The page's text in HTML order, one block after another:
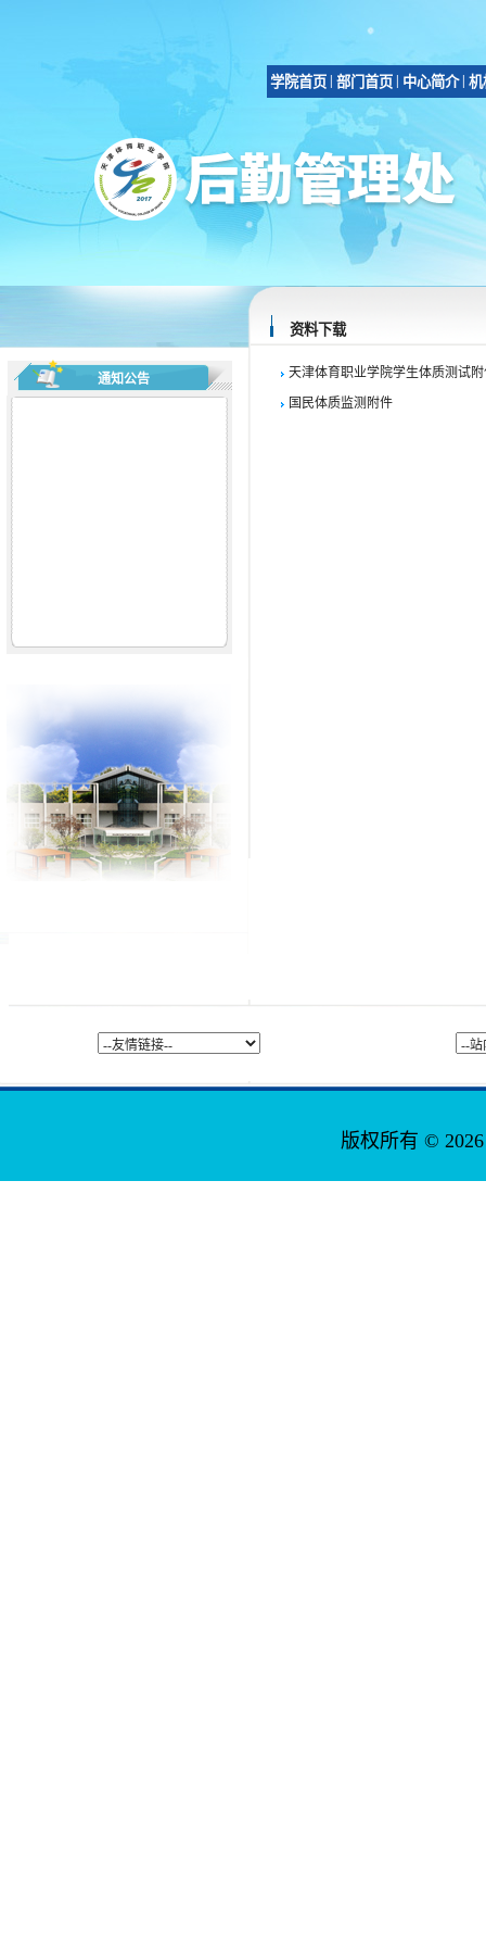
学院首页 部门首页 中心简介
资料下载
通知公告
天津体育职业学院学生体质测试
国民体质监测附件
版权所有 ©